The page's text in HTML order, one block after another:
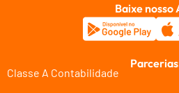
Baixe nosso
Classe A Contabilidade